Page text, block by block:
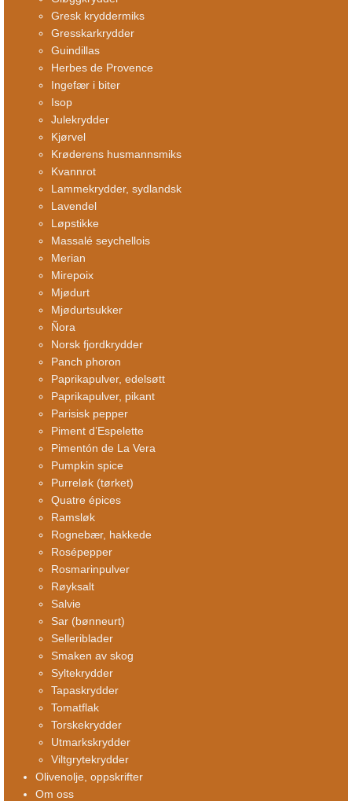
Gresk kryddermiks
Gresskarkrydder
Guindillas
Herbes de Provence
Ingefær i biter
Isop
Julekrydder
Kjørvel
Krøderens husmannsmiks
Kvannrot
Lammekrydder, sydlandsk
Lavendel
Løpstikke
Massalé seychellois
Merian
Mirepoix
Mjødurt
Mjødurtsukker
Ñora
Norsk fjordkrydder
Panch phoron
Paprikapulver, edelsøtt
Paprikapulver, pikant
Parisisk pepper
Piment d’Espelette
Pimentón de La Vera
Pumpkin spice
Purreløk (tørket)
Quatre épices
Ramsløk
Rognebær, hakkede
Rosépepper
Rosmarinpulver
Røyksalt
Salvie
Sar (bønneurt)
Selleriblader
Smaken av skog
Syltekrydder
Tapaskrydder
Tomatflak
Torskekrydder
Utmarkskrydder
Viltgrytekrydder
Olivenolje, oppskrifter
Om oss